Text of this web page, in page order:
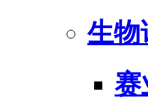
生物
赛